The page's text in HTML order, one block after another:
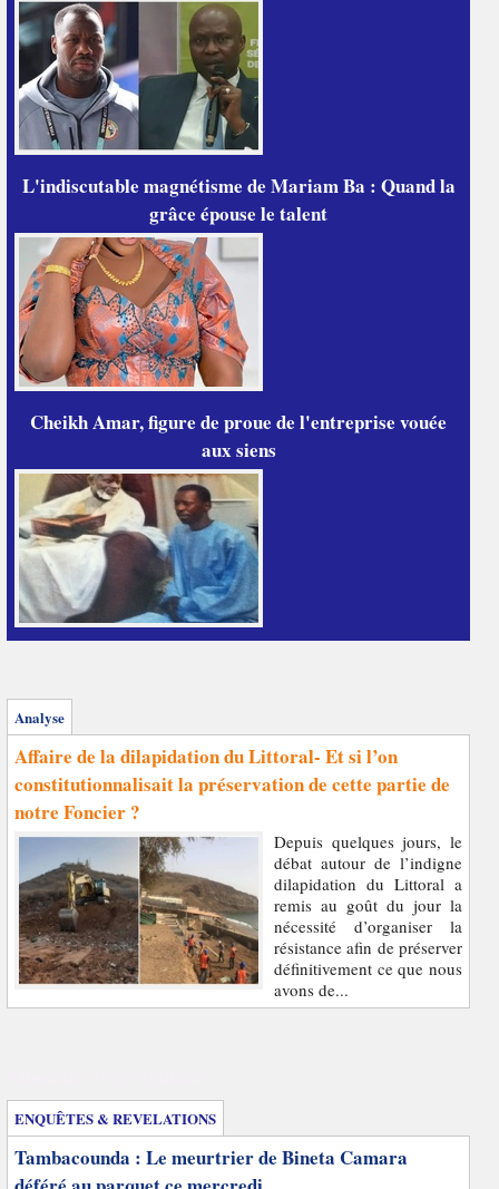
L'indiscutable magnétisme de Mariam Ba : Quand la
grâce épouse le talent
Cheikh Amar, figure de proue de l'entreprise vouée
aux siens
Analyse
Affaire de la dilapidation du Littoral- Et si l’on
constitutionnalisait la préservation de cette partie de
notre Foncier ?
Depuis quelques jours, le
débat autour de l’indigne
dilapidation du Littoral a
remis au goût du jour la
nécessité d’organiser la
résistance afin de préserver
définitivement ce que nous
avons de...
ENQUÊTES & REVELATIONS
Tambacounda : Le meurtrier de Bineta Camara